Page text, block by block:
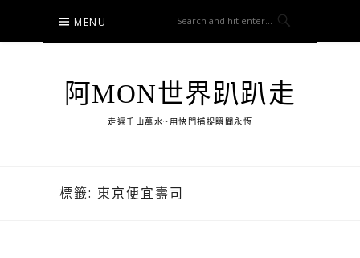
content
MENU
阿MON世界趴趴走
走遍千山萬水~用快門捕捉瞬間永恆
標籤: 東京便宜壽司